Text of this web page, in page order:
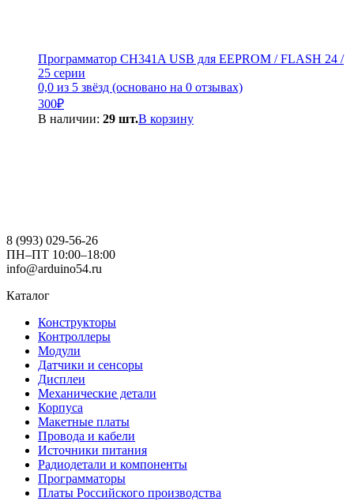
Программатор CH341A USB для EEPROM / FLASH 24 /
25 серии
0,0 из 5 звёзд (основано на 0 отзывах)
300₽
В наличии: 29 шт.В корзину
8 (993) 029-56-26
ПН–ПТ 10:00–18:00
info@arduino54.ru
Каталог
Конструкторы
Контроллеры
Модули
Датчики и сенсоры
Дисплеи
Механические детали
Корпуса
Макетные платы
Провода и кабели
Источники питания
Радиодетали и компоненты
Программаторы
Платы Российского производства